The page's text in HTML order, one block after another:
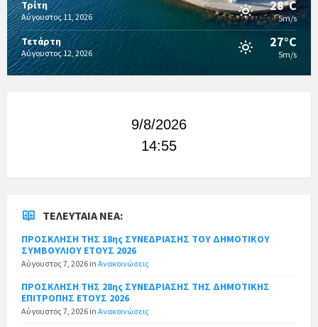
Τρίτη
Αύγουστος 11, 2026
28°C
5m/s
Τετάρτη
Αύγουστος 12, 2026
27°C
5m/s
9/8/2026
14:55
ΤΕΛΕΥΤΑΊΑ ΝΈΑ:
ΠΡΟΣΚΛΗΣΗ ΤΗΣ 18ης ΣΥΝΕΔΡΙΑΣΗΣ ΤΟΥ ΔΗΜΟΤΙΚΟΥ
ΣΥΜΒΟΥΛΙΟΥ ΕΤΟΥΣ 2026
Αύγουστος 7, 2026 in Ανακοινώσεις
ΠΡΟΣΚΛΗΣΗ ΤΗΣ 28ης ΣΥΝΕΔΡΙΑΣΗΣ ΤΗΣ ΔΗΜΟΤΙΚΗΣ
ΕΠΙΤΡΟΠΗΣ ΕΤΟΥΣ 2026
Αύγουστος 7, 2026 in Ανακοινώσεις